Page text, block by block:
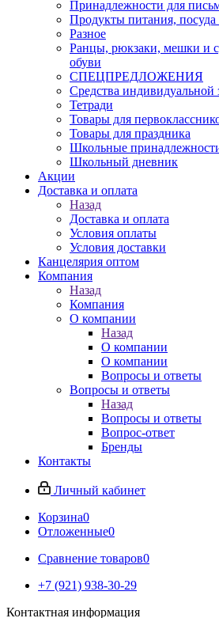
Принадлежности для
Продукты питания, посуда
Разное
Ранцы, рюкзаки, мешки и
обуви
СПЕЦПРЕДЛОЖЕНИЯ
Средства
Тетради
Товары для
Товары для праздника
Школьные
Школьный дневник
Акции
Доставка и оплата
Назад
Доставка и оплата
Условия оплаты
Условия доставки
Канцелярия оптом
Компания
Назад
Компания
О компании
Назад
О компании
О компании
Вопросы и ответы
Вопросы и ответы
Назад
Вопросы и ответы
Вопрос-ответ
Бренды
Контакты
Личный кабинет
Корзина0
Отложенные0
Сравнение товаров0
+7 (921) 938-30-29
Контактная информация